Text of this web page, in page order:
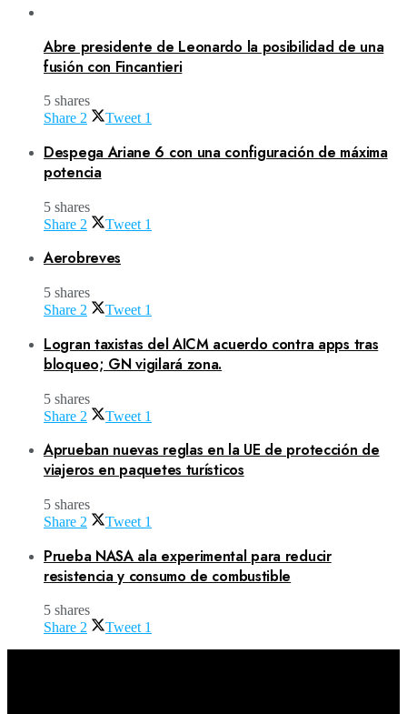
Abre presidente de Leonardo la posibilidad de una
fusión con Fincantieri
5 shares
Share 2 Tweet 1
Despega Ariane 6 con una configuración de máxima
potencia
5 shares
Share 2 Tweet 1
Aerobreves
5 shares
Share 2 Tweet 1
Logran taxistas del AICM acuerdo contra apps tras
bloqueo; GN vigilará zona.
5 shares
Share 2 Tweet 1
Aprueban nuevas reglas en la UE de protección de
viajeros en paquetes turísticos
5 shares
Share 2 Tweet 1
Prueba NASA ala experimental para reducir
resistencia y consumo de combustible
5 shares
Share 2 Tweet 1